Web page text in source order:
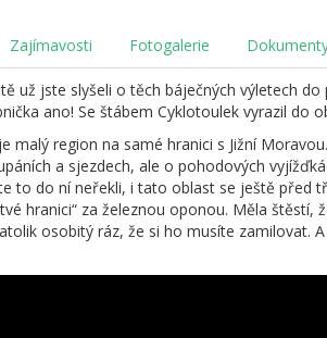
Zajímavosti Fotogalerie
už jste slyšeli o těch báječných výletech
ano! Se štábem Cyklotoulek vyrazil do
malý region na samé hranici s Jižní
a sjezdech, ale o pohodových
to do ní neřekli, i tato oblast se ještě před
hranici“ za železnou oponou. Měla
osobitý ráz, že si ho musíte zamilovat.